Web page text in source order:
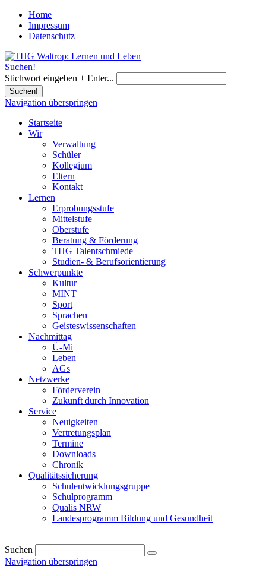
Home
Impressum
Datenschutz
Suchen!
Stichwort eingeben + Enter...
Suchen!
Navigation überspringen
Startseite
Wir
Verwaltung
Schüler
Kollegium
Eltern
Kontakt
Lernen
Erprobungsstufe
Mittelstufe
Oberstufe
Beratung & Förderung
THG Talentschmiede
Studien- & Berufsorientierung
Schwerpunkte
Kultur
MINT
Sport
Sprachen
Geisteswissenschaften
Nachmittag
Ü-Mi
Leben
AGs
Netzwerke
Förderverein
Zukunft durch Innovation
Service
Neuigkeiten
Vertretungsplan
Termine
Downloads
Chronik
Qualitätssicherung
Schulentwicklungsgruppe
Schulprogramm
Qualis NRW
Landesprogramm Bildung und Gesundheit
Suchen
Navigation überspringen